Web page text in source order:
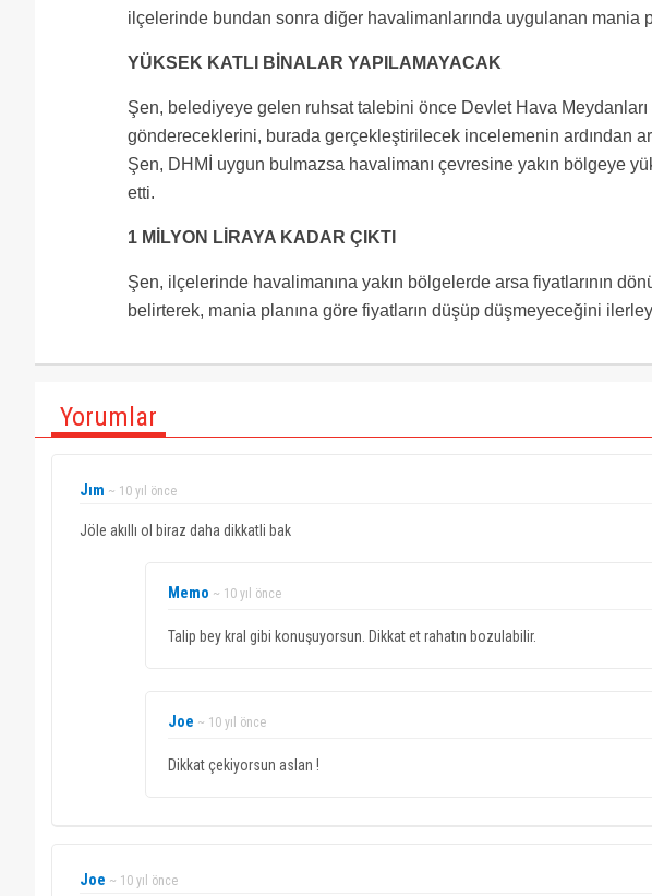
ilçelerinde bundan sonra diğer havalimanlarında uygulanan mania
YÜKSEK KATLI BİNALAR YAPILAMAYACAK
Şen, belediyeye gelen ruhsat talebini önce Devlet Hava
göndereceklerini, burada gerçekleştirilecek incelemenin ardından
Şen, DHMİ uygun bulmazsa havalimanı çevresine yakın bölgeye
etti.
1 MİLYON LİRAYA KADAR ÇIKTI
Şen, ilçelerinde havalimanına yakın bölgelerde arsa fiyatlarının
belirterek, mania planına göre fiyatların düşüp düşmeyeceğini
Yorumlar
Jım ~ 10 yıl önce
Jöle akıllı ol biraz daha dikkatli bak
Memo ~ 10 yıl önce
Talip bey kral gibi konuşuyorsun. Dikkat et rahatın bozulabilir.
Joe ~ 10 yıl önce
Dikkat çekiyorsun aslan !
Joe ~ 10 yıl önce